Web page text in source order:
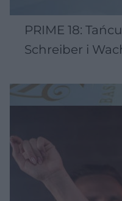
PRIME 18:
Schreiber i